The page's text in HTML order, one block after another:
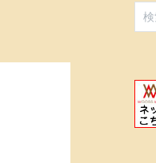
検
索: